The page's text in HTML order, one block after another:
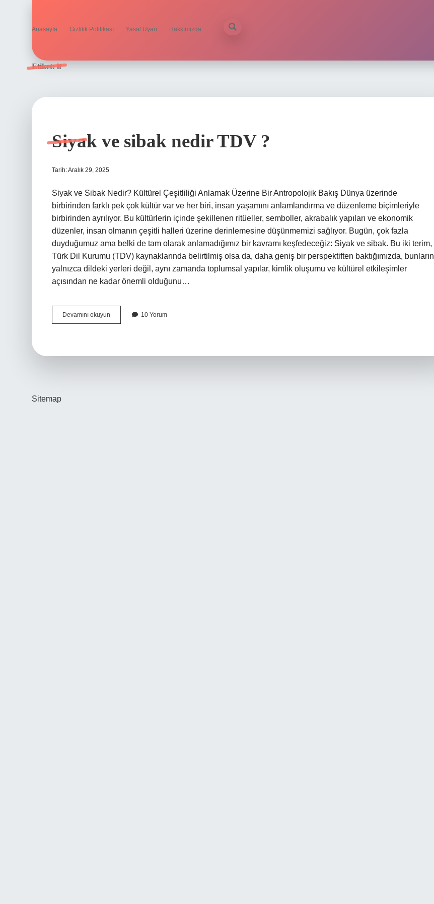
Anasayfa Gizlilik Politikası Yasal Uyarı Hakkımızda
Etiket:lt
Siyak ve sibak nedir TDV ?
Tarih: Aralık 29, 2025
Siyak ve Sibak Nedir? Kültürel Çeşitliliği Anlamak Üzerine Bir Antropolojik Bakış Dünya üzerinde
birbirinden farklı pek çok kültür var ve her biri, insan yaşamını anlamlandırma ve düzenleme biçimleriyle
birbirinden ayrılıyor. Bu kültürlerin içinde şekillenen ritüeller, semboller, akrabalık yapıları ve ekonomik
düzenler, insan olmanın çeşitli halleri üzerine derinlemesine düşünmemizi sağlıyor. Bugün, çok fazla
duyduğumuz ama belki de tam olarak anlamadığımız bir kavramı keşfedeceğiz: Siyak ve sibak. Bu iki terim,
Türk Dil Kurumu (TDV) kaynaklarında belirtilmiş olsa da, daha geniş bir perspektiften baktığımızda, bunların
yalnızca dildeki yerleri değil, aynı zamanda toplumsal yapılar, kimlik oluşumu ve kültürel etkileşimler
açısından ne kadar önemli olduğunu…
Devamını okuyun
ve
10 Yorum
Sitemap